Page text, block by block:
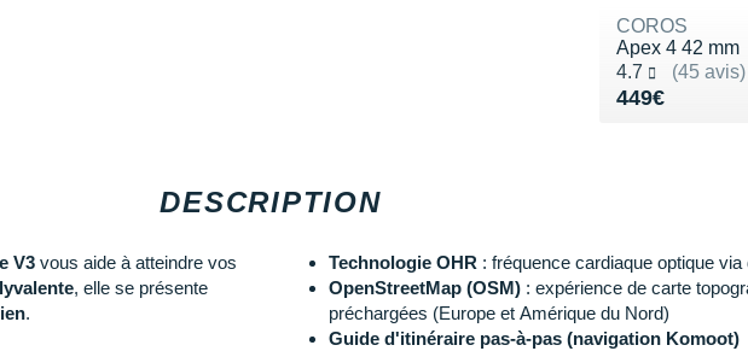
DESCRIPTION
V3 vous aide à atteindre vos
, elle se présente
.
Technologie OHR : fréquence cardiaque optique
OpenStreetMap (OSM): expérience de carte
préchargées (Europe et Amérique du Nord)
Guide d'itinéraire pas-à-pas (navigation Komoot)
COROS
Apex 4 42 mm
4.7
(45 avis)
Noté 4.7 sur 5
449€
Vendu 449€